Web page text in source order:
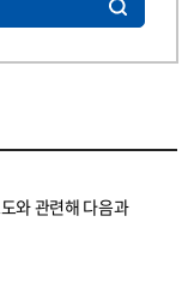
와 관련해 다음과